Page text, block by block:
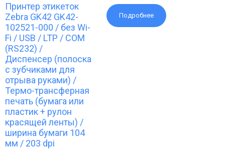
Подробнее
Принтер этикеток
Zebra GK42 GK42-
102521-000 / без Wi-
Fi / USB / LTP / COM
(RS232) /
Диспенсер (полоска
с зубчиками для
отрыва руками) /
Термо-трансферная
печать (бумага или
пластик + рулон
красящей ленты) /
ширина бумаги 104
мм / 203 dpi